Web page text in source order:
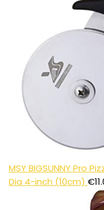
MSY BIGSUNNY Pro
Dia 4-inch (10cm) €